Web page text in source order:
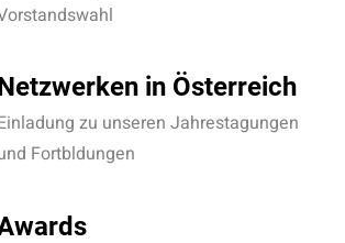
in Österreich
zu unseren Jahrestagungen
Fortbldungen